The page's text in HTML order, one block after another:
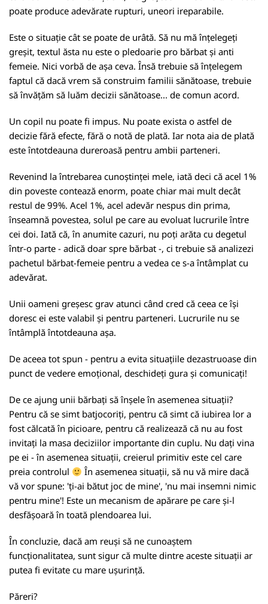
poate produce adevărate rupturi, uneori ireparabile.
Este o situație cât se poate de urâtă. Să nu mă înțelegeți
greșit, textul ăsta nu este o pledoarie pro bărbat și anti
femeie. Nici vorbă de așa ceva. Însă trebuie să înțelegem
faptul că dacă vrem să construim familii sănătoase, trebuie
să învățăm să luăm decizii sănătoase... de comun acord.
Un copil nu poate fi impus. Nu poate exista o astfel de
decizie fără efecte, fără o notă de plată. Iar nota aia de plată
este întotdeauna dureroasă pentru ambii parteneri.
Revenind la întrebarea cunoștinței mele, iată deci că acel 1%
din poveste contează enorm, poate chiar mai mult decât
restul de 99%. Acel 1%, acel adevăr nespus din prima,
înseamnă povestea, solul pe care au evoluat lucrurile între
cei doi. Iată că, în anumite cazuri, nu poți arăta cu degetul
într-o parte - adică doar spre bărbat -, ci trebuie să analizezi
pachetul bărbat-femeie pentru a vedea ce s-a întâmplat cu
adevărat.
Unii oameni greșesc grav atunci când cred că ceea ce își
doresc ei este valabil și pentru parteneri. Lucrurile nu se
întâmplă întotdeauna așa.
De aceea tot spun - pentru a evita situațiile dezastruoase din
punct de vedere emoțional, deschideți gura și comunicați!
De ce ajung unii bărbați să înșele în asemenea situații?
Pentru că se simt batjocoriți, pentru că simt că iubirea lor a
fost călcată în picioare, pentru că realizează că nu au fost
invitați la masa deciziilor importante din cuplu. Nu dați vina
pe ei - în asemenea situații, creierul primitiv este cel care
preia controlul
În asemenea situații, să nu vă mire dacă
vă vor spune: 'ți-ai bătut joc de mine', 'nu mai insemni nimic
pentru mine'! Este un mecanism de apărare pe care și-l
desfășoară în toată plendoarea lui.
În concluzie, dacă am reuși să ne cunoaștem
funcționalitatea, sunt sigur că multe dintre aceste situații ar
putea fi evitate cu mare ușurință.
Păreri?